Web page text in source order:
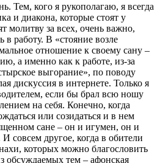
Тем, кого я рукополагаю, я всегда
и диакона, которые стоят у
молитву за всех, очень важно,
в работу. В «стояние возле
отношение к своему сану –
а именно как к работе, из-за
выгорание», по поводу
дискуссия в интернете. Только я
если бы брал всю ношу
на себя. Конечно, когда
или созидаться и в нем
сане – он и игумен, он и
совсем другое, когда в обители
которых можно благословить
обсуждаемых тем – афонская